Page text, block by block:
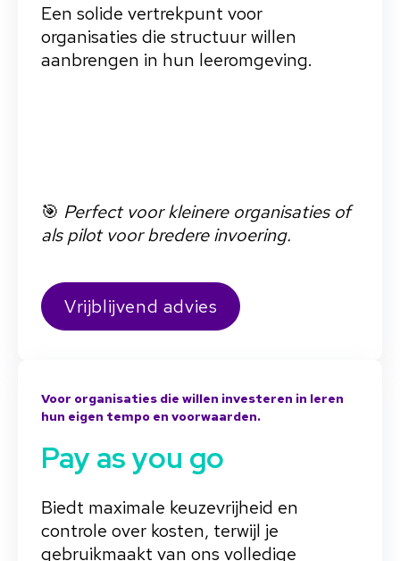
Een solide vertrekpunt voor
organisaties die structuur willen
aanbrengen in hun leeromgeving.
🎯 Perfect voor kleinere organisaties of
als pilot voor bredere invoering.
Vrijblijvend advies
Voor organisaties die willen investeren in leren
hun eigen tempo en voorwaarden.
Pay as you go
Biedt maximale keuzevrijheid en
controle over kosten, terwijl je
gebruikmaakt van ons volledige